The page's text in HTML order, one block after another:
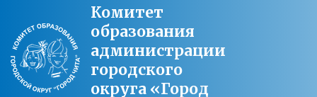
Комитет
образования
администрации
городского
округа «Город